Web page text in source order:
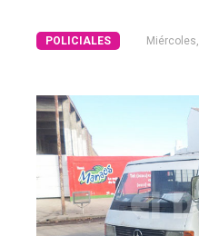
El
DIARIO
Balcarce
Inicio
Tendencia
POLICIALES